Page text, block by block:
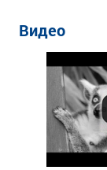
Видео